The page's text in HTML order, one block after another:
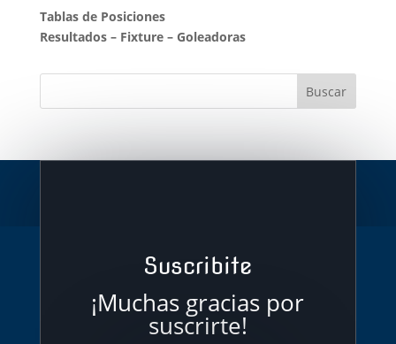
Tablas de Posiciones
Resultados– Fixture– Goleadoras
Suscribite
¡Muchas gracias por
suscrirte!